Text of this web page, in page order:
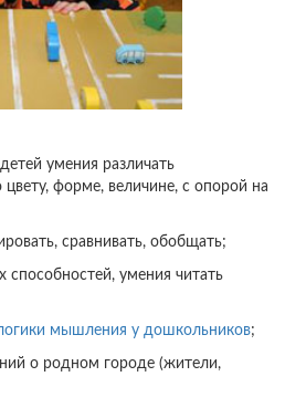
умения различать
форме, величине, с опорой на
сравнивать, обобщать;
способностей, умения читать
мышления у дошкольников;
о родном городе (жители,